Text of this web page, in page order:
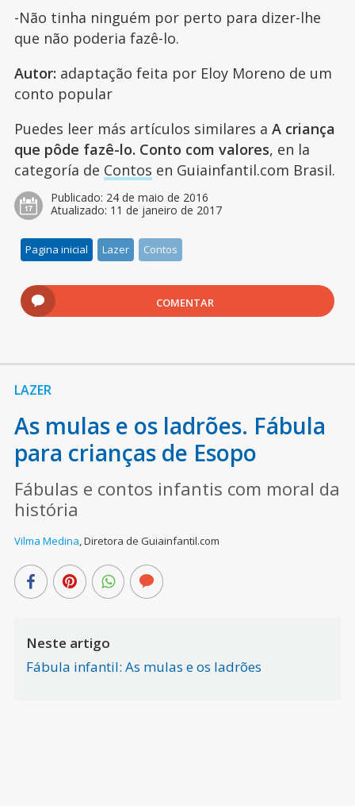
-Não tinha ninguém por perto para dizer-lhe
que não poderia fazê-lo.
Autor: adaptação feita por Eloy Moreno de um
conto popular
Puedes leer más artículos similares a A criança
que pôde fazê-lo. Conto com valores, en la
categoría de Contos en Guiainfantil.com Brasil.
Publicado: 24 de maio de 2016
Atualizado: 11 de janeiro de 2017
Pagina inicial Lazer Contos
COMENTAR
LAZER
As mulas e os ladrões. Fábula
para crianças de Esopo
Fábulas e contos infantis com moral da
história
Vilma Medina,Diretora de Guiainfantil.com
Neste artigo
Fábula infantil: As mulas e os ladrões